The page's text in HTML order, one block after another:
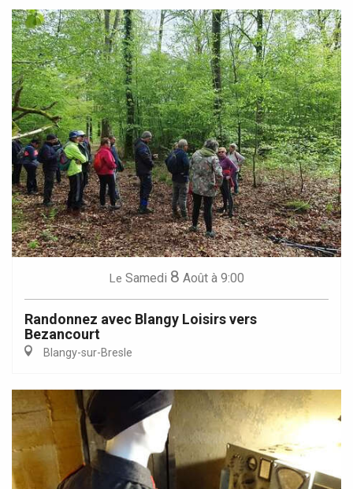
Le Samedi 8 Août à 9:00
Randonnez avec Blangy Loisirs vers
Bezancourt
Blangy-sur-Bresle